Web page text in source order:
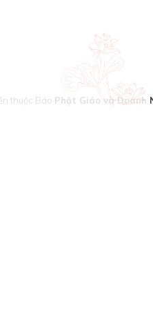
thuộc Báo Phật Giáo và Doanh